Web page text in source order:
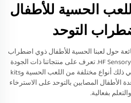
الحسية للأطفال
التوحد
حول لعبنا الحسية للأطفال ذوي اضطراب
التوحد من HF Sensory Liquid Floor Tiles. تعرف على منتجاتنا ذات الجودة
الجيدة وبأسعار معقولة، بما في ذلك أنواع مختلفة من اللعب الحسية وkits
المصابين بالتوحد على الاسترخاء
والتعلم بفعالية.